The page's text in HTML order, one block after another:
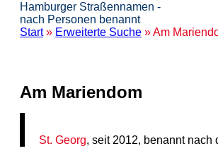
Hamburger Straßennamen -
nach Personen benannt
Start» Erweiterte Suche » Am
Am Mariendom
St. Georg, seit 2012, benannt nach